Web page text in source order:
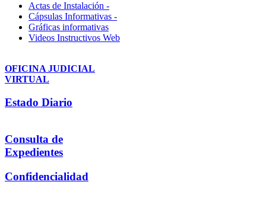
Actas de Instalación -
Cápsulas Informativas -
Gráficas informativas
Videos Instructivos Web
OFICINA JUDICIAL
VIRTUAL
Estado Diario
Consulta de
Expedientes
Confidencialidad